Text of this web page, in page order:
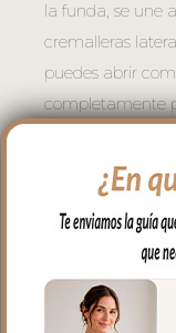
la funda, se une
cremalleras
puedes abrir
completamente
fibra hueca para
y muy buena
La funda y la
dentro del
4. Colcha en
encima del